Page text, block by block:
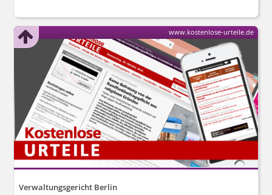
Verwaltungsgericht Berlin
www.kostenlose-urteile.de